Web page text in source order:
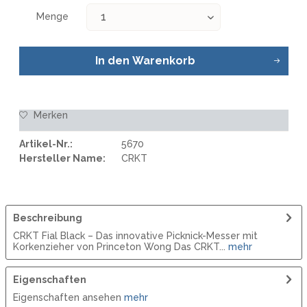
Menge
In den Warenkorb
Merken
Artikel-Nr.:
5670
Hersteller Name:
CRKT
Beschreibung
CRKT Fial Black – Das innovative Picknick-Messer mit
Korkenzieher von Princeton Wong Das CRKT...
mehr
Eigenschaften
Eigenschaften ansehen mehr